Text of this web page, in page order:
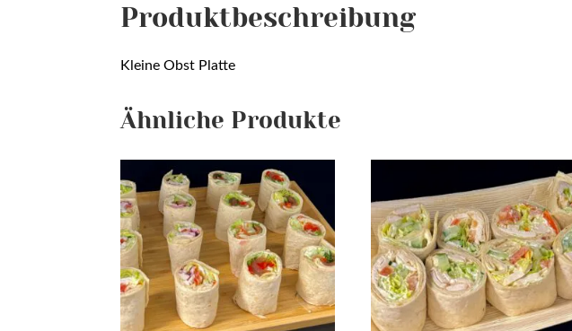
Produktbeschreibung
Kleine Obst Platte
Ähnliche Produkte